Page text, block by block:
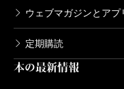
ウェブマガジンとアプ
定期購読
本の最新情報